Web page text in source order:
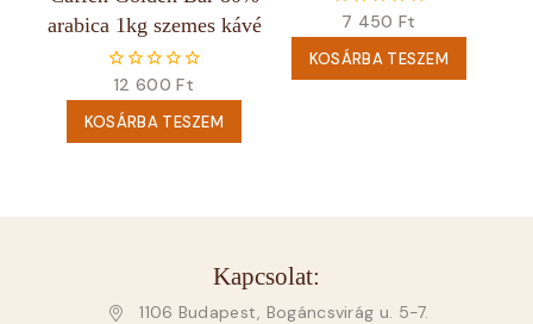
arabica 1kg szemes kávé
0
5
12 600Ft
KOSÁRBA TESZEM
5
7 450Ft
KOSÁRBA TESZEM
Kapcsolat:
1106 Budapest, Bogáncsvirág u. 5-7.